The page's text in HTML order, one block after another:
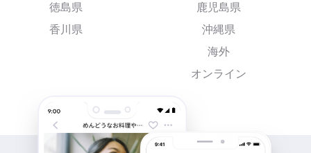
徳島県
香川県
鹿児島県
沖縄県
海外
オンライン